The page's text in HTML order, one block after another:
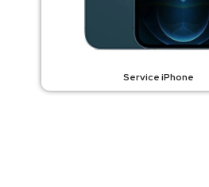
Service iPhone